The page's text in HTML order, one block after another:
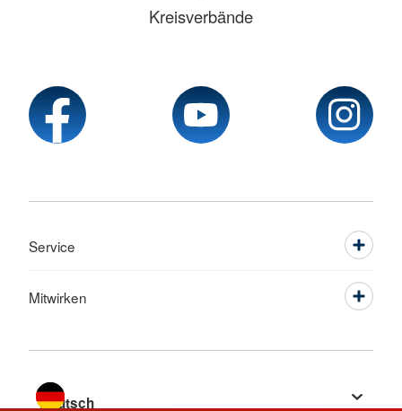
Kreisverbände
Service
Mitwirken
Sprache wechseln zu